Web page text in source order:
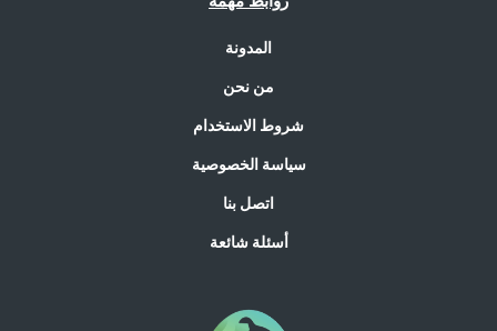
المدونة
من نحن
شروط الاستخدام
سياسة الخصوصية
اتصل بنا
أسئلة شائعة